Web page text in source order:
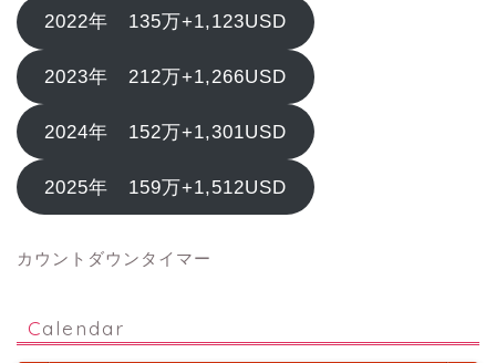
2022年 135万+1,123USD
2023年 212万+1,266USD
2024年 152万+1,301USD
2025年 159万+1,512USD
カウントダウンタイマー
Calendar